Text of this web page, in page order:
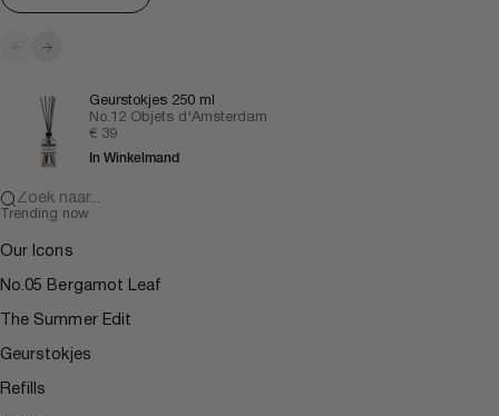
Volgende
Geurstokjes 250 ml
No.12 Objets d'Amsterdam
Aanbiedingsprijs
€ 39
In Winkelmand
Zoek naar...
Trending now
Our Icons
No.05 Bergamot Leaf
The Summer Edit
Geurstokjes
Refills